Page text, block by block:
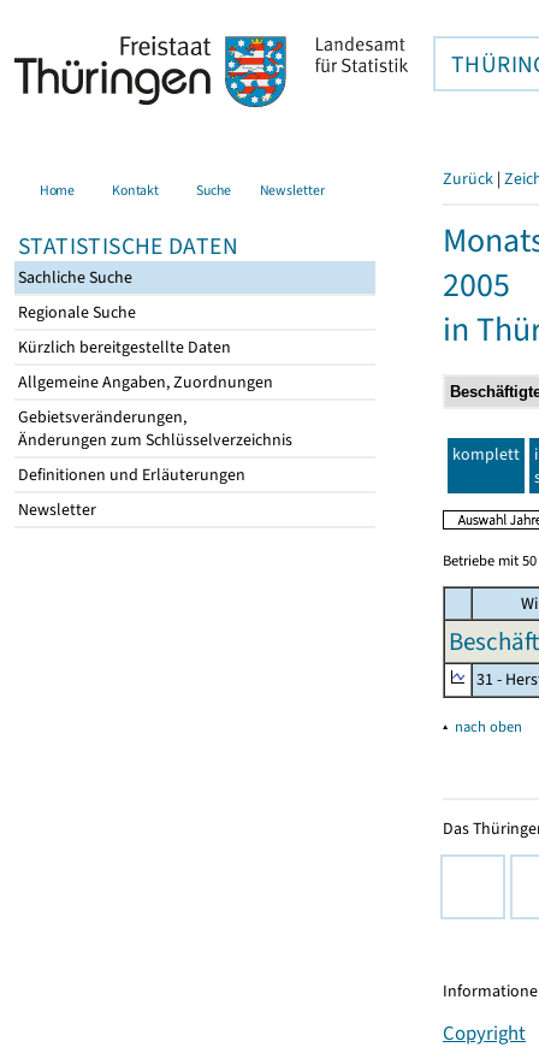
Home Kontakt Suche Newsletter
STATISTISCHE DATEN
Sachliche Suche
Regionale Suche
Kürzlich bereitgestellte Daten
Allgemeine Angaben, Zuordnungen
Gebietsveränderungen,
Änderungen zum Schlüsselverzeichnis
Definitionen und Erläuterungen
Newsletter
Zurück |
2005
in
komplett
Betriebe mit
31 -
▴ nach oben
Das
Copyright